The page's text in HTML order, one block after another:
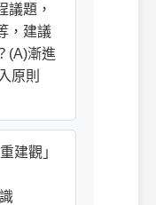
議題，
，建議
(A)漸進
原則
建觀」